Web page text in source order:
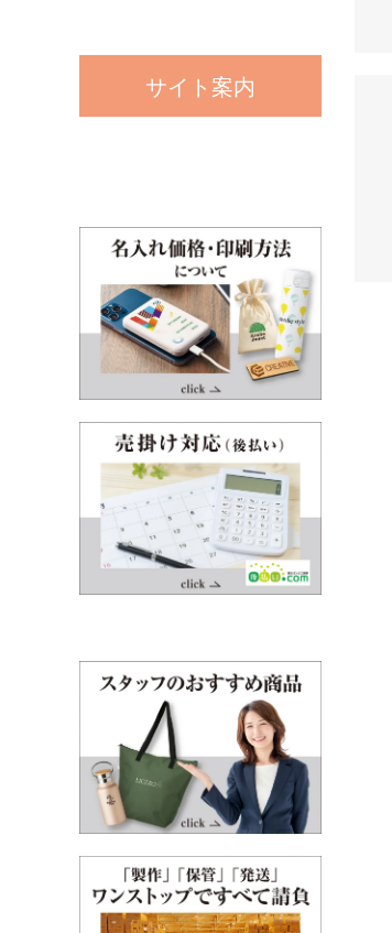
サイト案内